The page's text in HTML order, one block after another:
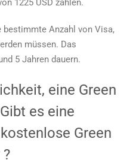
1225 USD zahlen.
bestimmte Anzahl von Visa,
müssen. Das
5 Jahren dauern.
eine Green
Gibt es eine
Green
?